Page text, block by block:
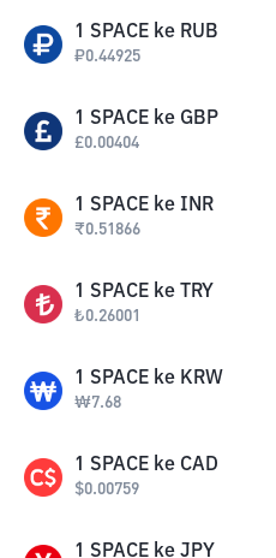
1 SPACE ke RUB
₽0.44925
1 SPACE ke GBP
£0.00404
1 SPACE ke INR
₹0.51866
1 SPACE ke TRY
₺0.26001
1 SPACE ke KRW
₩7.68
1 SPACE ke CAD
$0.00759
1 SPACE ke JPY